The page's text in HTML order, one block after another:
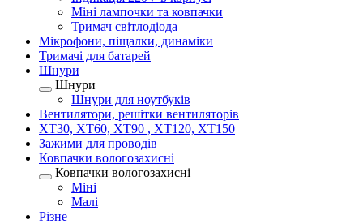
Міні лампочки та ковпачки
Тримач світлодіода
Мікрофони, піщалки, динаміки
Тримачі для батарей
Шнури
Шнури
Шнури для ноутбуків
Вентилятори, решітки вентиляторів
XT30, XT60, XT90 , XT120, XT150
Зажими для проводів
Ковпачки вологозахисні
Ковпачки вологозахисні
Міні
Малі
Різне